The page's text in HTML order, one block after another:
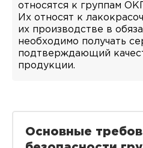
относятся к группам
Их относят к
их производстве в
необходимо получать
подтверждающий
продукции.
Основные